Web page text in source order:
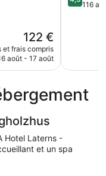
Le
nouveau
prix
122 €
et frais compris
août - 17 août
sur 116
Hotel Laterns -
et un spa